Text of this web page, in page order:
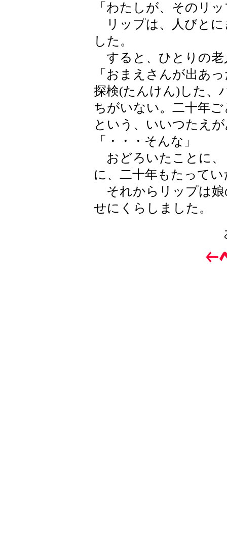
「わたしが、そのリ
リップは、人びとに
した。
すると、ひとりの老
「おまえさんが出あ
探検(たんけん)した、
ちがいない。二十年
という、いいつたえ
「・・・そんな」
おどろいたことに、
に、二十年もたって
それからリップは娘
せにくらしました。